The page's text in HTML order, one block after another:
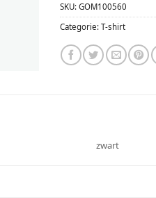
SKU: GOM100560
Categorie: T-shirt
zwart